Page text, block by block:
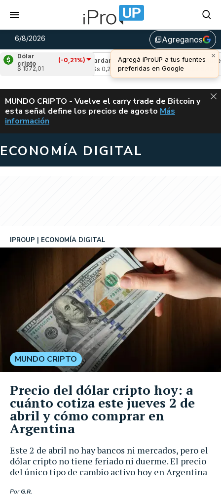
6/8/2026 library_addAgreganos
×
Agregá iProUP a tus fuentes
preferidas en Google
Dólar
cripto
(-0,21%)
$ 1572,01
1,94%) Cardano (8,61%)
u$s 0,21
Avalanche
(-
u$s 6,49
ALERTA
MUNDO CRIPTO - Vuelve el carry trade de Bitcoin y
esta señal define los precios de agosto VUELVE EL
Más
información
ECONOMÍA DIGITAL
Este 2 de abril no hay bancos ni mercados, pero el
dólar cripto no tiene feriado ni duerme. El precio
del único tipo de cambio activo hoy en Argentina
IPROUP ECONOMÍA DIGITAL
PorG.R.
MUNDO CRIPTO
Precio del dólar cripto hoy: a
cuánto cotiza este jueves 2 de
abril y cómo comprar en
Argentina